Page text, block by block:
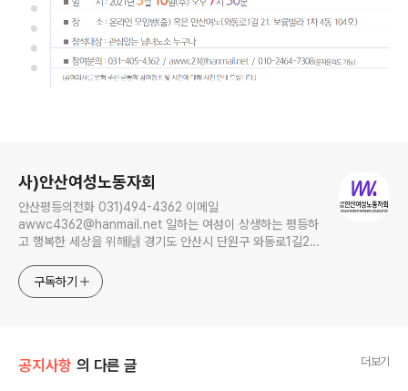
사)안산여성노동자회
안산평등의전화 031)494-4362 이메일
awwc4362@hanmail.net 일하는 여성이 상생하는 평등하
고 행복한 세상을 위해🙌 경기도 안산시 단원구 와동로1길21,
구독하기
공지사항 의 다른 글 더보기